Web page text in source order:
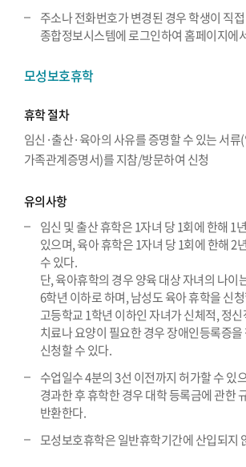
주소나 전화번호가 변경된 경우 학생이 직
종합정보시스템에 로그인하여 홈페이지에
모성보호휴학
휴학 절차
임신·출산·육아의 사유를 증명할 수 있는 서
가족관계증명서)를 지참/방문하여 신청
유의사항
임신 및 출산 휴학은 1자녀 당 1회에 한해 1
있으며, 육아 휴학은 1자녀 당 1회에 한해 2
수 있다.
단, 육아휴학의 경우 양육 대상 자녀의 나이
6학년 이하로 하며, 남성도 육아 휴학을 신
고등학교 1학년 이하인 자녀가 신체적, 정
치료나 요양이 필요한 경우 장애인등록증
신청할 수 있다.
수업일수 4분의 3선 이전까지 허가할 수 있
경과한 후 휴학한 경우 대학 등록금에 관한
반환한다.
모성보호휴학은 일반휴학기간에 산입되지